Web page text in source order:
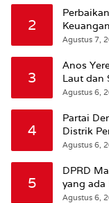
2
Agustus 7,
3
Anos
Laut dan
Agustus 6,
4
Partai
Distrik
Agustus 6,
5
DPRD
yang ada
Agustus 6,